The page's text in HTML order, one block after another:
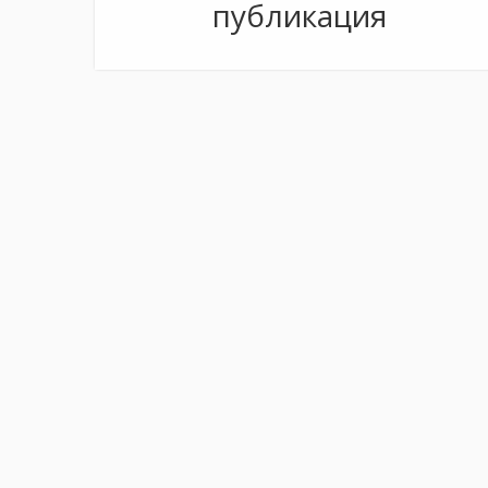
публикация